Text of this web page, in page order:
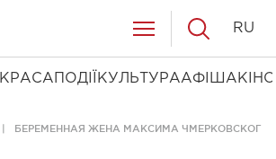
КРАСА ПОДІЇ КУЛЬТУРААФІША КІНО
RU
БЕРЕМЕННАЯ ЖЕНА МАКСИМА ЧМЕРКОВСКОГО